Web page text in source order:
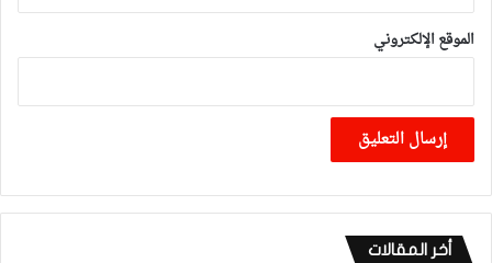
الموقع الإلكتروني
أخر المقالات